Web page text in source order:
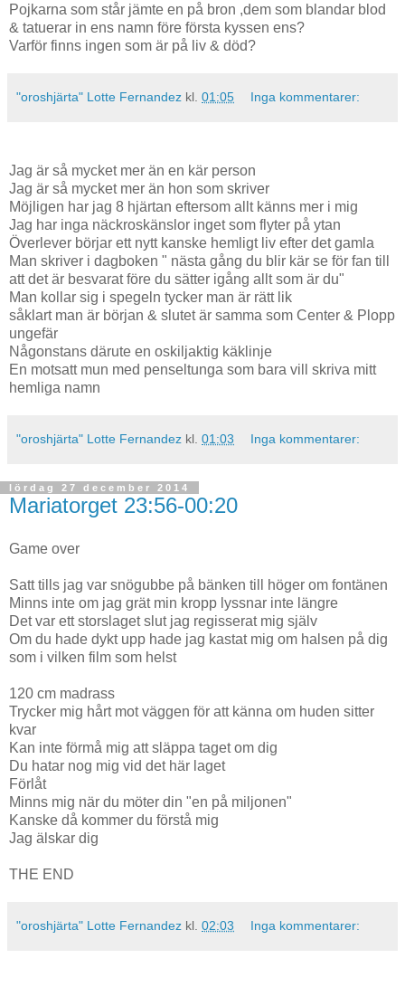
Pojkarna som står jämte en på bron ,dem som blandar blod
& tatuerar in ens namn före första kyssen ens?
Varför finns ingen som är på liv & död?
"oroshjärta" Lotte Fernandez kl. 01:05 Inga kommentarer:
Jag är så mycket mer än en kär person
Jag är så mycket mer än hon som skriver
Möjligen har jag 8 hjärtan eftersom allt känns mer i mig
Jag har inga näckroskänslor inget som flyter på ytan
Överlever börjar ett nytt kanske hemligt liv efter det gamla
Man skriver i dagboken " nästa gång du blir kär se för fan till
att det är besvarat före du sätter igång allt som är du"
Man kollar sig i spegeln tycker man är rätt lik
såklart man är början & slutet är samma som Center & Plopp
ungefär
Någonstans därute en oskiljaktig käklinje
En motsatt mun med penseltunga som bara vill skriva mitt
hemliga namn
"oroshjärta" Lotte Fernandez kl. 01:03 Inga kommentarer:
lördag 27 december 2014
Mariatorget 23:56-00:20
Game over
Satt tills jag var snögubbe på bänken till höger om fontänen
Minns inte om jag grät min kropp lyssnar inte längre
Det var ett storslaget slut jag regisserat mig själv
Om du hade dykt upp hade jag kastat mig om halsen på dig
som i vilken film som helst
120 cm madrass
Trycker mig hårt mot väggen för att känna om huden sitter
kvar
Kan inte förmå mig att släppa taget om dig
Du hatar nog mig vid det här laget
Förlåt
Minns mig när du möter din "en på miljonen"
Kanske då kommer du förstå mig
Jag älskar dig
THE END
"oroshjärta" Lotte Fernandez kl. 02:03 Inga kommentarer: